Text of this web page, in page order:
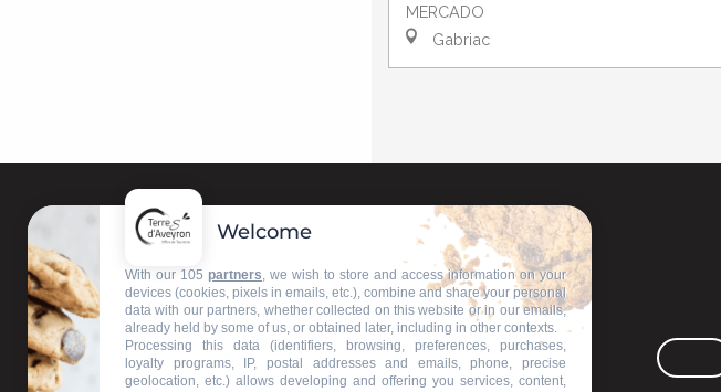
MERCADO
Gabriac
Welcome
With our 105 partners, we wish to store and access information on your
devices (cookies, pixels in emails, etc.), combine and share your personal
data with our partners, whether collected on this website or in our emails,
already held by some of us, or obtained later, including in other contexts.
Processing this data (identifiers, browsing, preferences, purchases,
loyalty programs, IP, postal addresses and emails, phone, precise
geolocation, etc.) allows developing and offering you services, content,